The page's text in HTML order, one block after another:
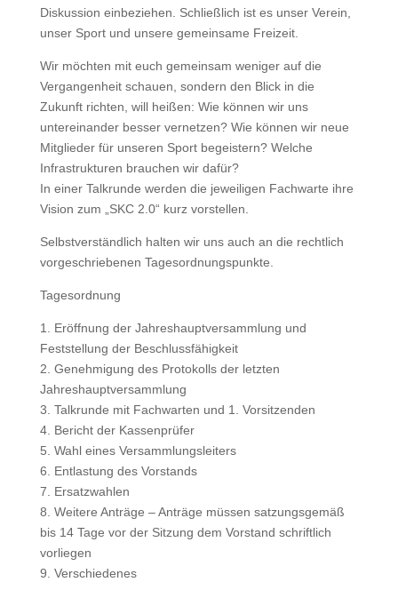
Diskussion einbeziehen. Schließlich ist es unser Verein,
unser Sport und unsere gemeinsame Freizeit.
Wir möchten mit euch gemeinsam weniger auf die
Vergangenheit schauen, sondern den Blick in die
Zukunft richten, will heißen: Wie können wir uns
untereinander besser vernetzen? Wie können wir neue
Mitglieder für unseren Sport begeistern? Welche
Infrastrukturen brauchen wir dafür?
In einer Talkrunde werden die jeweiligen Fachwarte ihre
Vision zum „SKC 2.0“ kurz vorstellen.
Selbstverständlich halten wir uns auch an die rechtlich
vorgeschriebenen Tagesordnungspunkte.
Tagesordnung
1. Eröffnung der Jahreshauptversammlung und
Feststellung der Beschlussfähigkeit
2. Genehmigung des Protokolls der letzten
Jahreshauptversammlung
3. Talkrunde mit Fachwarten und 1. Vorsitzenden
4. Bericht der Kassenprüfer
5. Wahl eines Versammlungsleiters
6. Entlastung des Vorstands
7. Ersatzwahlen
8. Weitere Anträge – Anträge müssen satzungsgemäß
bis 14 Tage vor der Sitzung dem Vorstand schriftlich
vorliegen
9. Verschiedenes